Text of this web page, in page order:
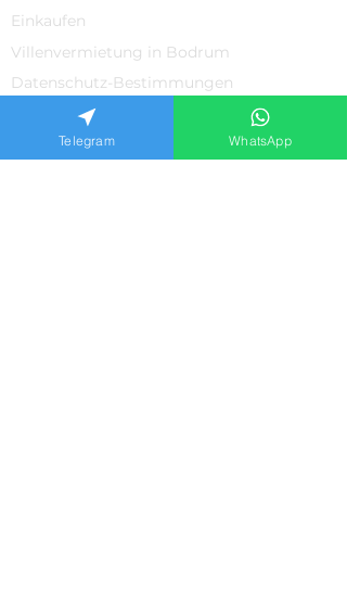
Einkaufen
Villenvermietung in Bodrum
Datenschutz-Bestimmungen
UNTERSTÜTZUNG
Über unsTelegram WhatsApp